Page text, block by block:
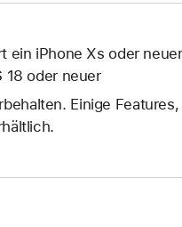
ein iPhone Xs oder
18 oder neuer
Einige